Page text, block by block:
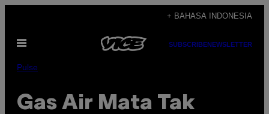
content
+ BAHASA INDONESIA
Open
SUBSCRIBENEWSLETTER
Pulse
Gas Air Mata Tak